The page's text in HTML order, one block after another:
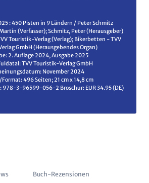
: 450 Pisten in 9 Ländern / Peter Schmitz
(Verfasser); Schmitz, Peter (Herausgeber)
Touristik-Verlag (Verlag); Bikerbetten - TVV
GmbH (Herausgebendes Organ)
2. Auflage 2024, Ausgabe 2025
TVV Touristik-Verlag GmbH
November 2024
496 Seiten; 21 cm x 14,8 cm
978-3-96599-056-2 Broschur: EUR 34.95 (DE)
Buch-Rezensionen